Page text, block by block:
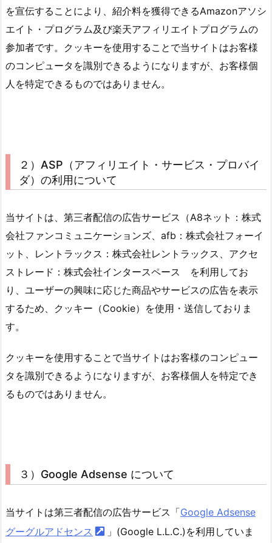
を宣伝することにより、紹介料を獲得できるAmazonアソシ
エイト・プログラム及び楽天アフィリエイトプログラムの
参加者です。クッキーを使用することで当サイトはお客様
のコンピュータを識別できるようになりますが、お客様個
人を特定できるものではありません。
２）ASP（アフィリエイト・サービス・プロバイ
ダ）の利用について
当サイトは、第三者配信の広告サービス（A8ネット：株式
会社ファンコミュニケーションズ、afb：株式会社フォーイ
ット、レントラックス：株式会社レントラックス、アクセ
ストレード：株式会社インタースペース を利用してお
り、ユーザーの興味に応じた商品やサービスの広告を表示
するため、クッキー（Cookie）を使用・送信しておりま
す。
クッキーを使用することで当サイトはお客様のコンピュー
タを識別できるようになりますが、お客様個人を特定でき
るものではありません。
３）Google Adsense について
当サイトは第三者配信の広告サービス「Google Adsense
グーグルアドセンス
」(Google L.L.C.)を利用していま